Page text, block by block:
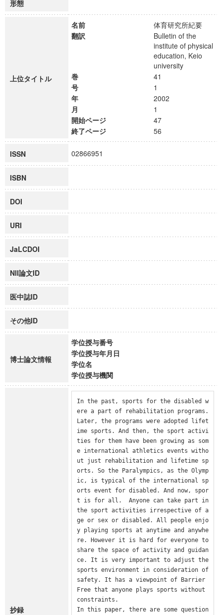
形態
上位タイトル
名前
体育研究所紀要
翻訳
Bulletin of the
institute of physical
education, Keio
university
巻
41
号
1
年
2002
月
1
開始ページ
47
終了ページ
56
ISSN 02866951
ISBN
DOI
URI
JaLCDOI
NII論文ID
医中誌ID
その他ID
博士論文情報
学位授与番号
学位授与年月日
学位名
学位授与機関
抄録
In the past, sports for the disabled w
ere a part of rehabilitation programs.
Later, the programs were adopted lifet
ime sports. And then, the sport activi
ties for them have been growing as som
e international athletics events witho
ut just rehabilitation and lifetime sp
orts. So the Paralympics, as the Olymp
ic, is typical of the international sp
orts event for disabled. And now, spor
t is for all.  Anyone can take part in
the sport activities irrespective of a
ge or sex or disabled. All people enjo
y playing sports at anytime and anywhe
re. However it is hard for everyone to
share the space of activity and guidan
ce. It is very important to adjust the
sports environment in consideration of
safety. It has a viewpoint of Barrier
Free that anyone plays sports without
constraints.
In this paper, there are some question